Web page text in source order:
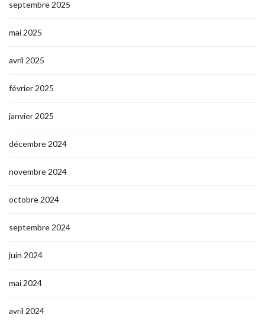
septembre 2025
mai 2025
avril 2025
février 2025
janvier 2025
décembre 2024
novembre 2024
octobre 2024
septembre 2024
juin 2024
mai 2024
avril 2024